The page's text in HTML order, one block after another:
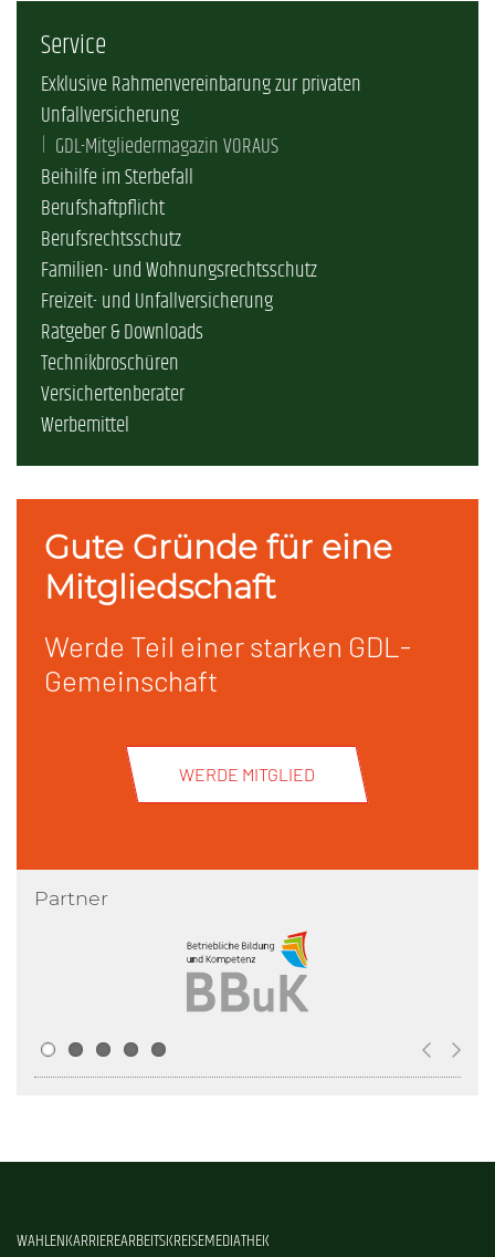
Service
Exklusive Rahmenvereinbarung zur privaten
Unfallversicherung
GDL-Mitgliedermagazin VORAUS
Beihilfe im Sterbefall
Berufshaftpflicht
Berufsrechtsschutz
Familien- und Wohnungsrechtsschutz
Freizeit- und Unfallversicherung
Ratgeber & Downloads
Technikbroschüren
Versichertenberater
Werbemittel
Gute Gründe für eine
Mitgliedschaft
Werde Teil einer starken GDL-
Gemeinschaft
WERDE MITGLIED
Partner
WAHLENKARRIEREARBEITSKREISEMEDIATHEK